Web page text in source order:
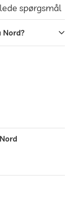
spørgsmål
Nord?